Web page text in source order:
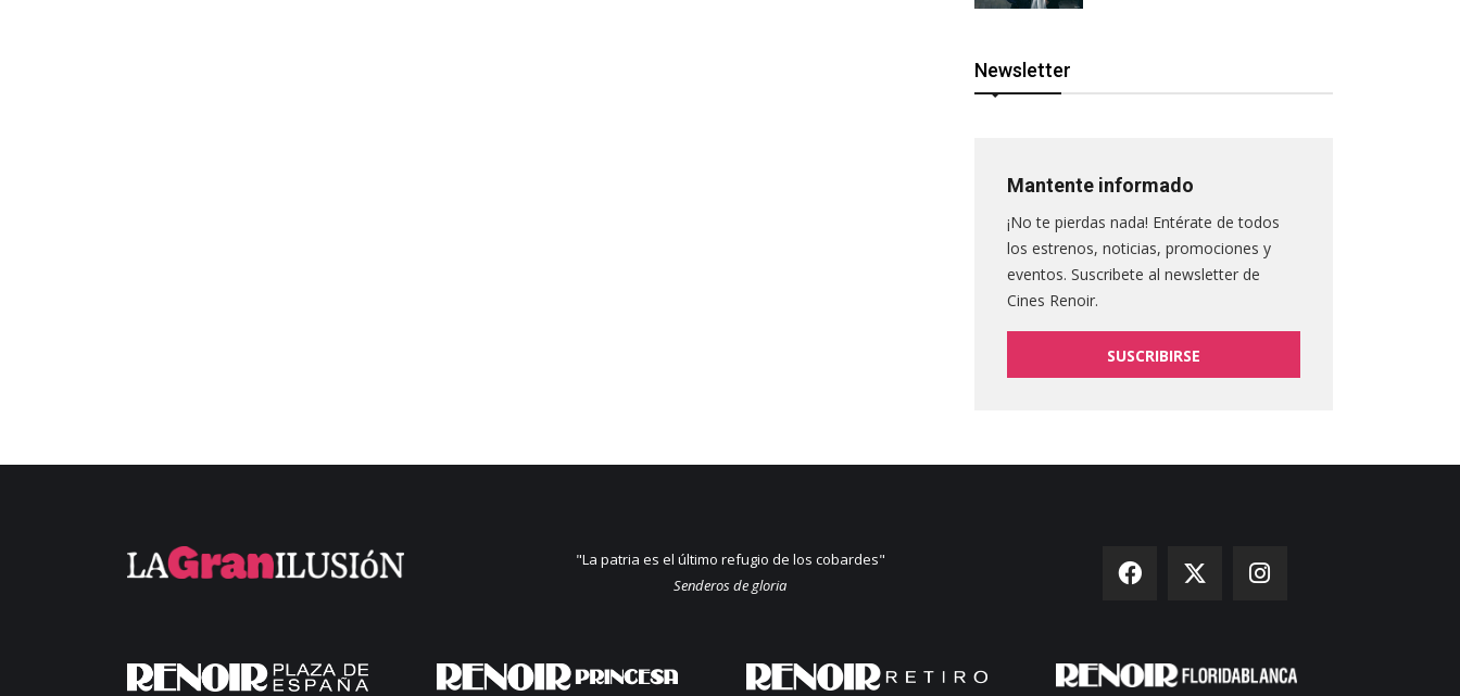
Newsletter
Mantente informado
¡No te pierdas nada! Entérate de todos
los estrenos, noticias, promociones y
eventos. Suscribete al newsletter de
Cines Renoir.
SUSCRIBIRSE
"La patria es el último refugio de los cobardes"
Senderos de gloria